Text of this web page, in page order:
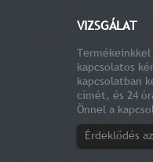
VIZSGÁLAT
kapcsolatos
kapcsolatban
címét, és 24
Önnel a
Érdeklődés